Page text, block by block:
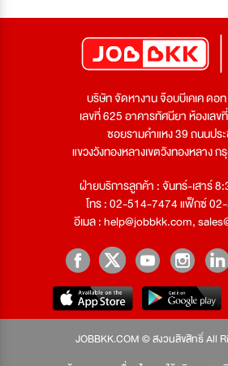
บริษัท จัดหางาน จ๊อบบีเคเค ดอ
เลขที่ 625 อาคารทัศนียา ห้องเล
ซอยรามคำแหง 39 ถนนปร
แขวงวังทองหลางเขตวังทองหลาง
ฝ่ายบริการลูกค้า : จันทร์-เสาร์
โทร : 02-514-7474 แฟ็กซ์
อีเมล :help@jobbkk.com,
JOBBKK.COM © สงวนลิขสิทธิ์ All